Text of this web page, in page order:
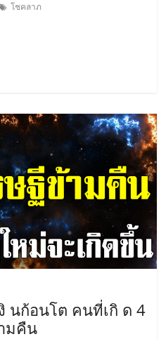
โชคลาภ
นก้อนโต คนที่เกิ ด 4
มคืน